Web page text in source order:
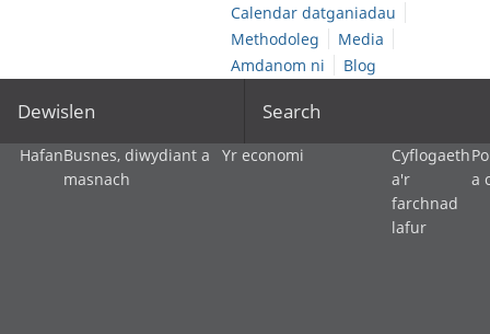
Calendar datganiadau
Methodoleg
Media
Amdanom ni
Blog
Dewislen Search
HafanBusnes, diwydiant a
masnach
Yr economi
Cyflogaeth
a'r
farchnad
lafur
a